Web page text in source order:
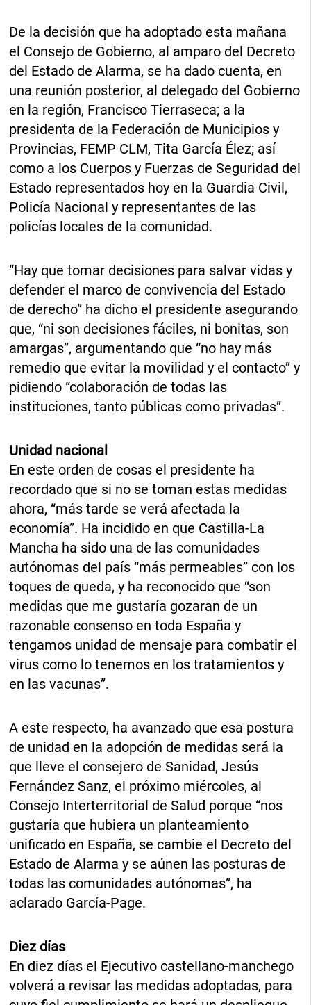
De la decisión que ha adoptado esta mañana
el Consejo de Gobierno, al amparo del Decreto
del Estado de Alarma, se ha dado cuenta, en
una reunión posterior, al delegado del Gobierno
en la región, Francisco Tierraseca; a la
presidenta de la Federación de Municipios y
Provincias, FEMP CLM, Tita García Élez; así
como a los Cuerpos y Fuerzas de Seguridad del
Estado representados hoy en la Guardia Civil,
Policía Nacional y representantes de las
policías locales de la comunidad.
“Hay que tomar decisiones para salvar vidas y
defender el marco de convivencia del Estado
de derecho” ha dicho el presidente asegurando
que, “ni son decisiones fáciles, ni bonitas, son
amargas”, argumentando que “no hay más
remedio que evitar la movilidad y el contacto” y
pidiendo “colaboración de todas las
instituciones, tanto públicas como privadas”.
Unidad nacional
En este orden de cosas el presidente ha
recordado que si no se toman estas medidas
ahora, “más tarde se verá afectada la
economía”. Ha incidido en que Castilla-La
Mancha ha sido una de las comunidades
autónomas del país “más permeables” con los
toques de queda, y ha reconocido que “son
medidas que me gustaría gozaran de un
razonable consenso en toda España y
tengamos unidad de mensaje para combatir el
virus como lo tenemos en los tratamientos y
en las vacunas”.
A este respecto, ha avanzado que esa postura
de unidad en la adopción de medidas será la
que lleve el consejero de Sanidad, Jesús
Fernández Sanz, el próximo miércoles, al
Consejo Interterritorial de Salud porque “nos
gustaría que hubiera un planteamiento
unificado en España, se cambie el Decreto del
Estado de Alarma y se aúnen las posturas de
todas las comunidades autónomas”, ha
aclarado García-Page.
Diez días
En diez días el Ejecutivo castellano-manchego
volverá a revisar las medidas adoptadas, para